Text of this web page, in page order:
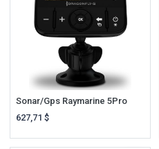
Sonar/Gps Raymarine 5Pro
627,71 $